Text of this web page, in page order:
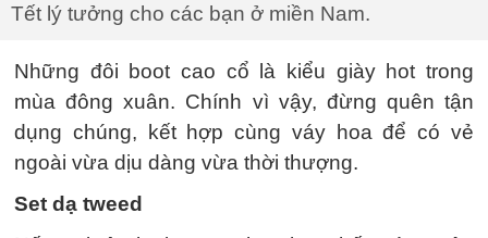
Tết lý tưởng cho các bạn ở miền Nam.
Những đôi boot cao cổ là kiểu giày hot trong
mùa đông xuân. Chính vì vậy, đừng quên tận
dụng chúng, kết hợp cùng váy hoa để có vẻ
ngoài vừa dịu dàng vừa thời thượng.
Set dạ tweed